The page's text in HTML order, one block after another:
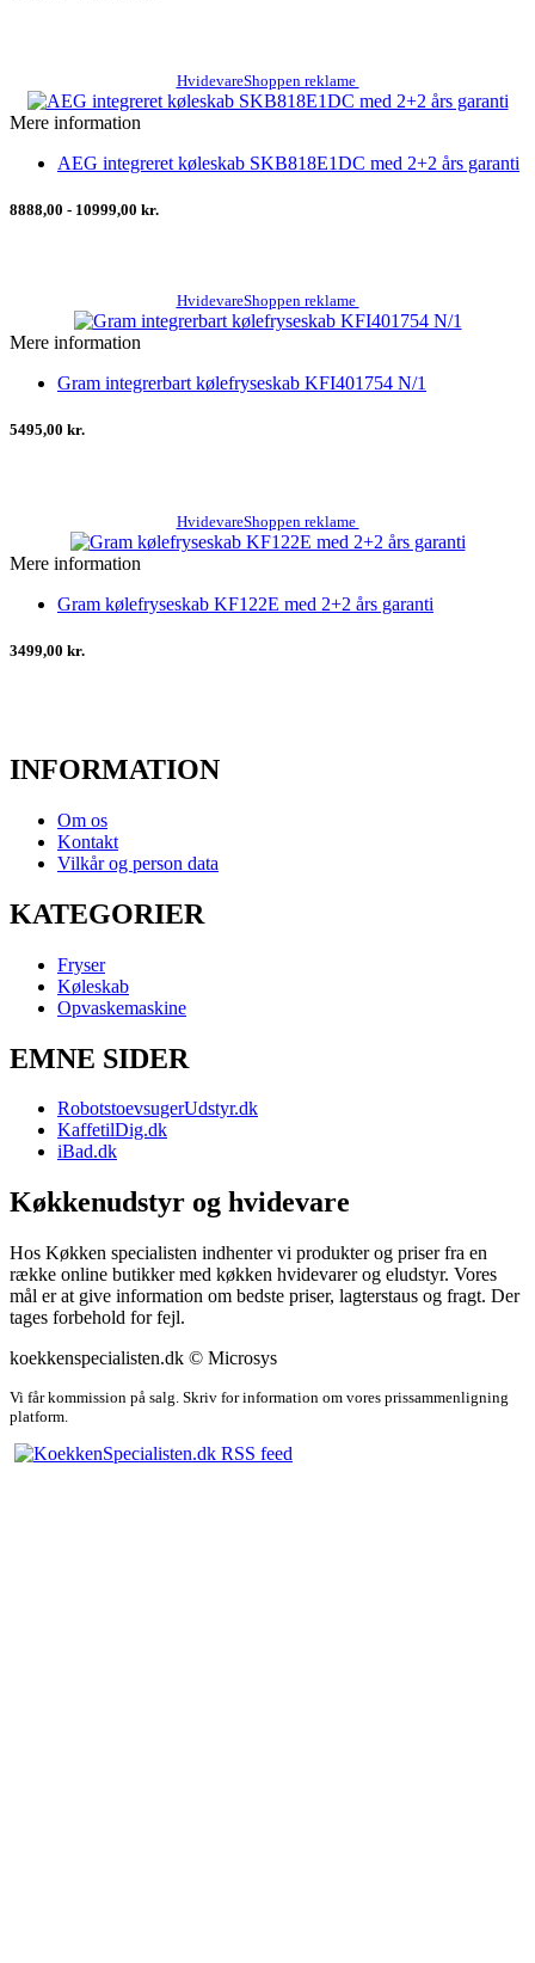
HvidevareShoppen reklame
Mere information
AEG integreret køleskab SKB818E1DC med 2+2 års garanti
8888,00 - 10999,00 kr.
HvidevareShoppen reklame
Mere information
Gram integrerbart kølefryseskab KFI401754 N/1
5495,00 kr.
HvidevareShoppen reklame
Mere information
Gram kølefryseskab KF122E med 2+2 års garanti
3499,00 kr.
INFORMATION
Om os
Kontakt
Vilkår og person data
KATEGORIER
Fryser
Køleskab
Opvaskemaskine
EMNE SIDER
RobotstoevsugerUdstyr.dk
KaffetilDig.dk
iBad.dk
Køkkenudstyr og hvidevare
Hos Køkken specialisten indhenter vi produkter og priser fra en
række online butikker med køkken hvidevarer og eludstyr. Vores
mål er at give information om bedste priser, lagterstaus og fragt. Der
tages forbehold for fejl.
koekkenspecialisten.dk © Microsys
Vi får kommission på salg. Skriv for information om vores prissammenligning
platform.